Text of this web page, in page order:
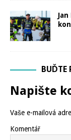
BUĎTE
Napište
Vaše e-mailová
Komentář